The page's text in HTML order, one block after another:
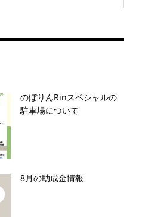
のぼりんRinスペシャルの
駐車場について
8月の助成金情報